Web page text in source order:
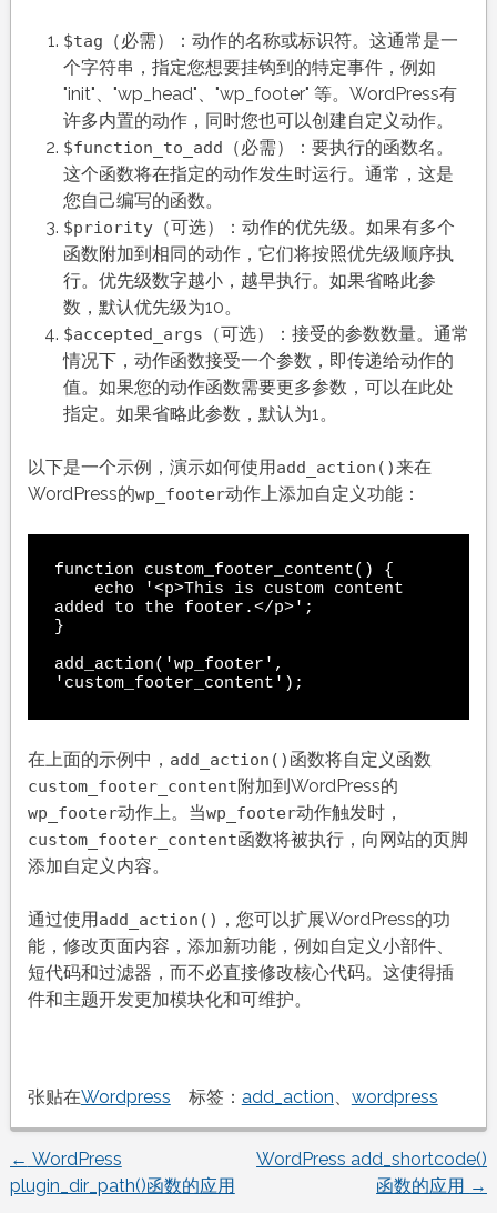
$tag （必需）：动作的名称或标识符。这通常是一
个字符串，指定您想要挂钩到的特定事件，例如
"init"、"wp_head"、"wp_footer" 等。WordPress有
许多内置的动作，同时您也可以创建自定义动作。
$function_to_add （必需）：要执行的函数名。
这个函数将在指定的动作发生时运行。通常，这是
您自己编写的函数。
$priority（可选）：动作的优先级。如果有多个
函数附加到相同的动作，它们将按照优先级顺序执
行。优先级数字越小，越早执行。如果省略此参
数，默认优先级为10。
$accepted_args （可选）：接受的参数数量。通常
情况下，动作函数接受一个参数，即传递给动作的
值。如果您的动作函数需要更多参数，可以在此处
指定。如果省略此参数，默认为1。
以下是一个示例，演示如何使用 add_action()来在
WordPress的wp_footer动作上添加自定义功能：
function custom_footer_content() {
added to the footer.</p>';
}
add_action('wp_footer',
在上面的示例中， add_action() 函数将自定义函数
custom_footer_content附加到WordPress的
wp_footer动作上。当wp_footer动作触发时，
custom_footer_content函数将被执行，向网站的页脚
添加自定义内容。
通过使用 add_action() ，您可以扩展WordPress的功
能，修改页面内容，添加新功能，例如自定义小部件、
短代码和过滤器，而不必直接修改核心代码。这使得插
件和主题开发更加模块化和可维护。
张贴在Wordpress 标签： add_action、 wordpress
文
← WordPress
plugin_dir_path()函数的应用
WordPress add_shortcode()
函数的应用 →